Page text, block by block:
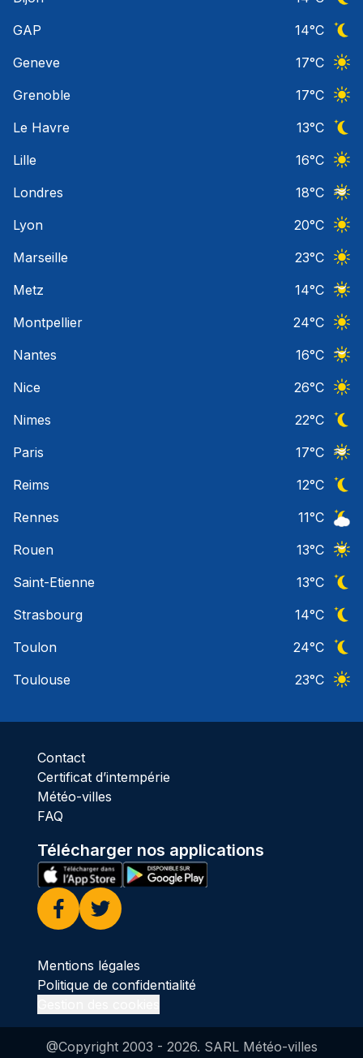
GAP
14°C
Geneve
17°C
Grenoble
17°C
Le Havre
13°C
Lille
16°C
Londres
18°C
Lyon
20°C
Marseille
23°C
Metz
14°C
Montpellier
24°C
Nantes
16°C
Nice
26°C
Nimes
22°C
Paris
17°C
Reims
12°C
Rennes
11°C
Rouen
13°C
Saint-Etienne
13°C
Strasbourg
14°C
Toulon
24°C
Toulouse
23°C
Contact
Certificat d’intempérie
Météo-villes
FAQ
Télécharger nos applications
Facebook
Twitter
Mentions légales
Politique de confidentialité
@Copyright 2003 - 2026. SARL Météo-villes